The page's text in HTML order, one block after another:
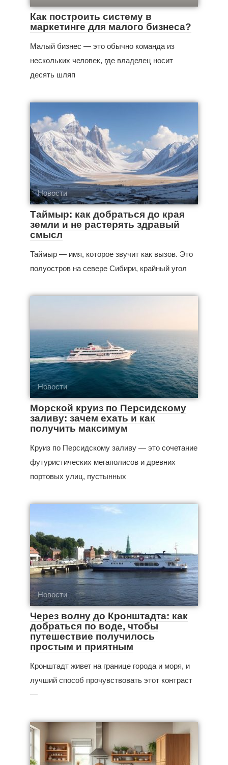
Как построить систему в
маркетинге для малого бизнеса?
Малый бизнес — это обычно команда из
нескольких человек, где владелец носит
десять шляп
Новости
Таймыр: как добраться до края
земли и не растерять здравый
смысл
Таймыр — имя, которое звучит как вызов. Это
полуостров на севере Сибири, крайный угол
Новости
Морской круиз по Персидскому
заливу: зачем ехать и как
получить максимум
Круиз по Персидскому заливу — это сочетание
футуристических мегаполисов и древних
портовых улиц, пустынных
Новости
Через волну до Кронштадта: как
добраться по воде, чтобы
путешествие получилось
простым и приятным
Кронштадт живет на границе города и моря, и
лучший способ прочувствовать этот контраст
—